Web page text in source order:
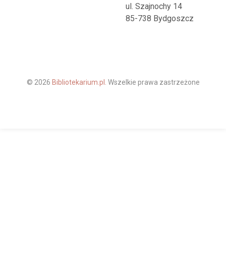
ul. Szajnochy 14
85-738 Bydgoszcz
© 2026 Bibliotekarium.pl. Wszelkie prawa zastrzeżone